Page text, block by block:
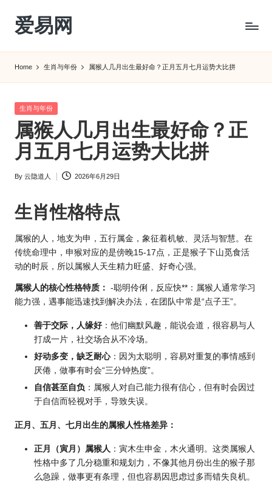
Skip
content
爱易网
转
农
历
阴
历
Home 生肖与年份 属猴人几月出生最好命？正月五月七月运势大比拼
Posted
生肖与年份
属猴人几月出生最好命？正
月五月七月运势大比拼
Posted
By 云隐道人 2026年6月29日
生肖性格特点
属猴的人，地支为申，五行属金，象征着机敏、灵活与智慧。在
传统命理中，申猴对应的是傍晚15-17点，正是猴子下山觅食活
动的时辰，所以属猴人天生精力旺盛、好奇心强。
属猴人的核心性格特质： -聪明伶俐，反应快**：属猴人通常学习
能力强，遇事能迅速找到解决办法，在团队中常是“点子王”。
善于交际，人缘好 ：他们幽默风趣，能说会道，很容易与人
打成一片，社交场合从不冷场。
好动多变，缺乏耐心：因为太聪明，容易对重复的事情感到
厌倦，做事有时会“三分钟热度”。
自信甚至自负 ：属猴人对自己能力很有信心，但有时会因过
于自信而轻视对手，导致失误。
正月、五月、七月出生的属猴人性格差异：
正月（寅月）属猴人 ：寅木生申金，木火通明。这类属猴人
性格中多了几分稳重和规划力，不像其他月份出生的猴子那
么急躁，做事更有条理，但也容易因思虑过多而错失良机。